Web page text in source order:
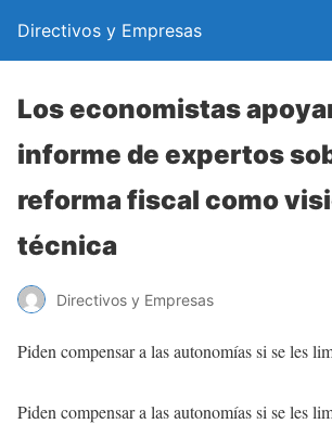
Directivos y Empresas
Los economistas
informe de expertos
reforma fiscal como
técnica
Directivos y Empresas
Piden compensar a las autonomías si se les
Piden compensar a las autonomías si se les